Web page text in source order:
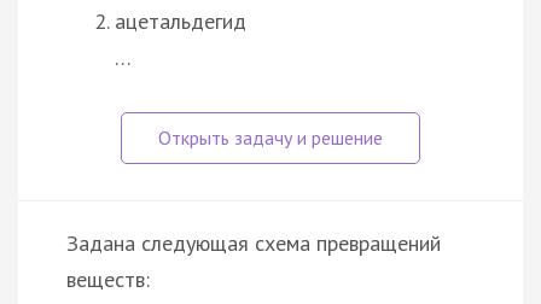
ацетальдегид
…
Задана следующая схема превращений
веществ: